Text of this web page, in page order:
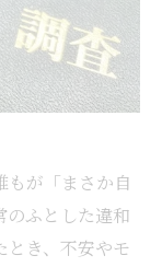
もが「まさか自
のふとした違和
とき、不安やモ